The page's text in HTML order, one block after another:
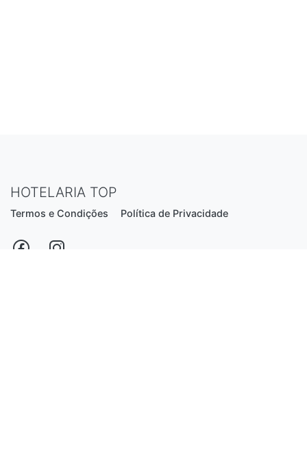
HOTELARIA TOP
Termos e Condições Política de Privacidade